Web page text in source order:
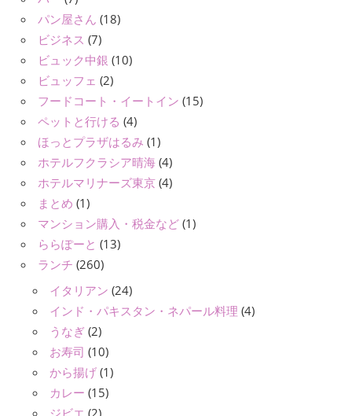
パン屋さん (18)
ビジネス (7)
ビュック中銀 (10)
ビュッフェ (2)
フードコート・イートイン (15)
ペットと行ける (4)
ほっとプラザはるみ (1)
ホテルフクラシア晴海 (4)
ホテルマリナーズ東京 (4)
まとめ (1)
マンション購入・税金など (1)
ららぽーと (13)
ランチ (260)
イタリアン (24)
インド・パキスタン・ネパール料理 (4)
うなぎ (2)
お寿司 (10)
から揚げ (1)
カレー (15)
ジビエ (2)